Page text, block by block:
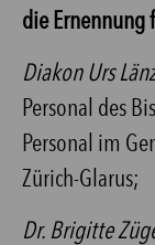
die Ernennung
Diakon Urs
Personal des
Personal im
Zürich-Glarus;
Dr. Brigitte